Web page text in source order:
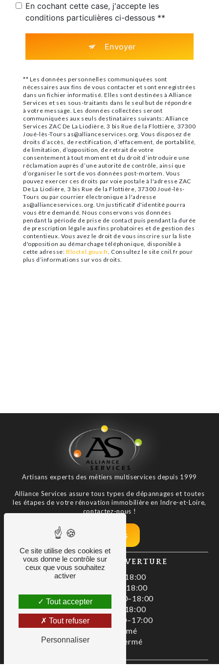
En cochant cette case, j'accepte les
conditions particulières ci-dessous **
Envoyer
** Les données personnelles communiquées sont
nécessaires aux fins de vous contacter et sont enregistrées
dans un fichier informatisé. Elles sont destinées à Alliance
Services et ses sous-traitants dans le seul but de répondre
à votre message. Les données collectées seront
communiquées aux seuls destinataires suivants: Alliance
Services ZAC De La Liodière, 3 bis Rue de la Flottière, 37300
Joué-lès-Tours as@allianceservices.org. Vous disposez de
droits d’accès, de rectification, d’effacement, de portabilité,
de limitation, d’opposition, de retrait de votre
consentement à tout moment et du droit d’introduire une
réclamation auprès d’une autorité de contrôle, ainsi que
d’organiser le sort de vos données post-mortem. Vous
pouvez exercer ces droits par voie postale à l'adresse ZAC
De La Liodière, 3 bis Rue de la Flottière, 37300 Joué-lès-
Tours ou par courrier électronique à l'adresse
as@allianceservices.org. Un justificatif d'identité pourra
vous être demandé. Nous conservons vos données
pendant la période de prise de contact puis pendant la durée
de prescription légale aux fins probatoires et de gestion des
contentieux. Vous avez le droit de vous inscrire sur la liste
d'opposition au démarchage téléphonique, disponible à
cette adresse: Bloctel.gouv.fr . Consultez le site cnil.fr pour
plus d’informations sur vos droits.
Artisans experts des métiers multiservices depuis 1999
Alliance Services assure tous types de dépannages et toutes
les étapes de votre rénovation immobilière en Indre-et-Loire,
contactez-nous !
Nos tarifs
HORAIRES D'OUVERTURE
Lundi : 08:00–18:00
Mardi : 08:00–18:00
Mercredi : 08:00–18:00
Jeudi : 08:00–18:00
Vendredi : 08:00–17:00
Samedi : Fermé
Dimanche : Fermé
Ce site utilise des cookies et
vous donne le contrôle sur
ceux que vous souhaitez
activer
Tout accepter
Tout refuser
Personnaliser